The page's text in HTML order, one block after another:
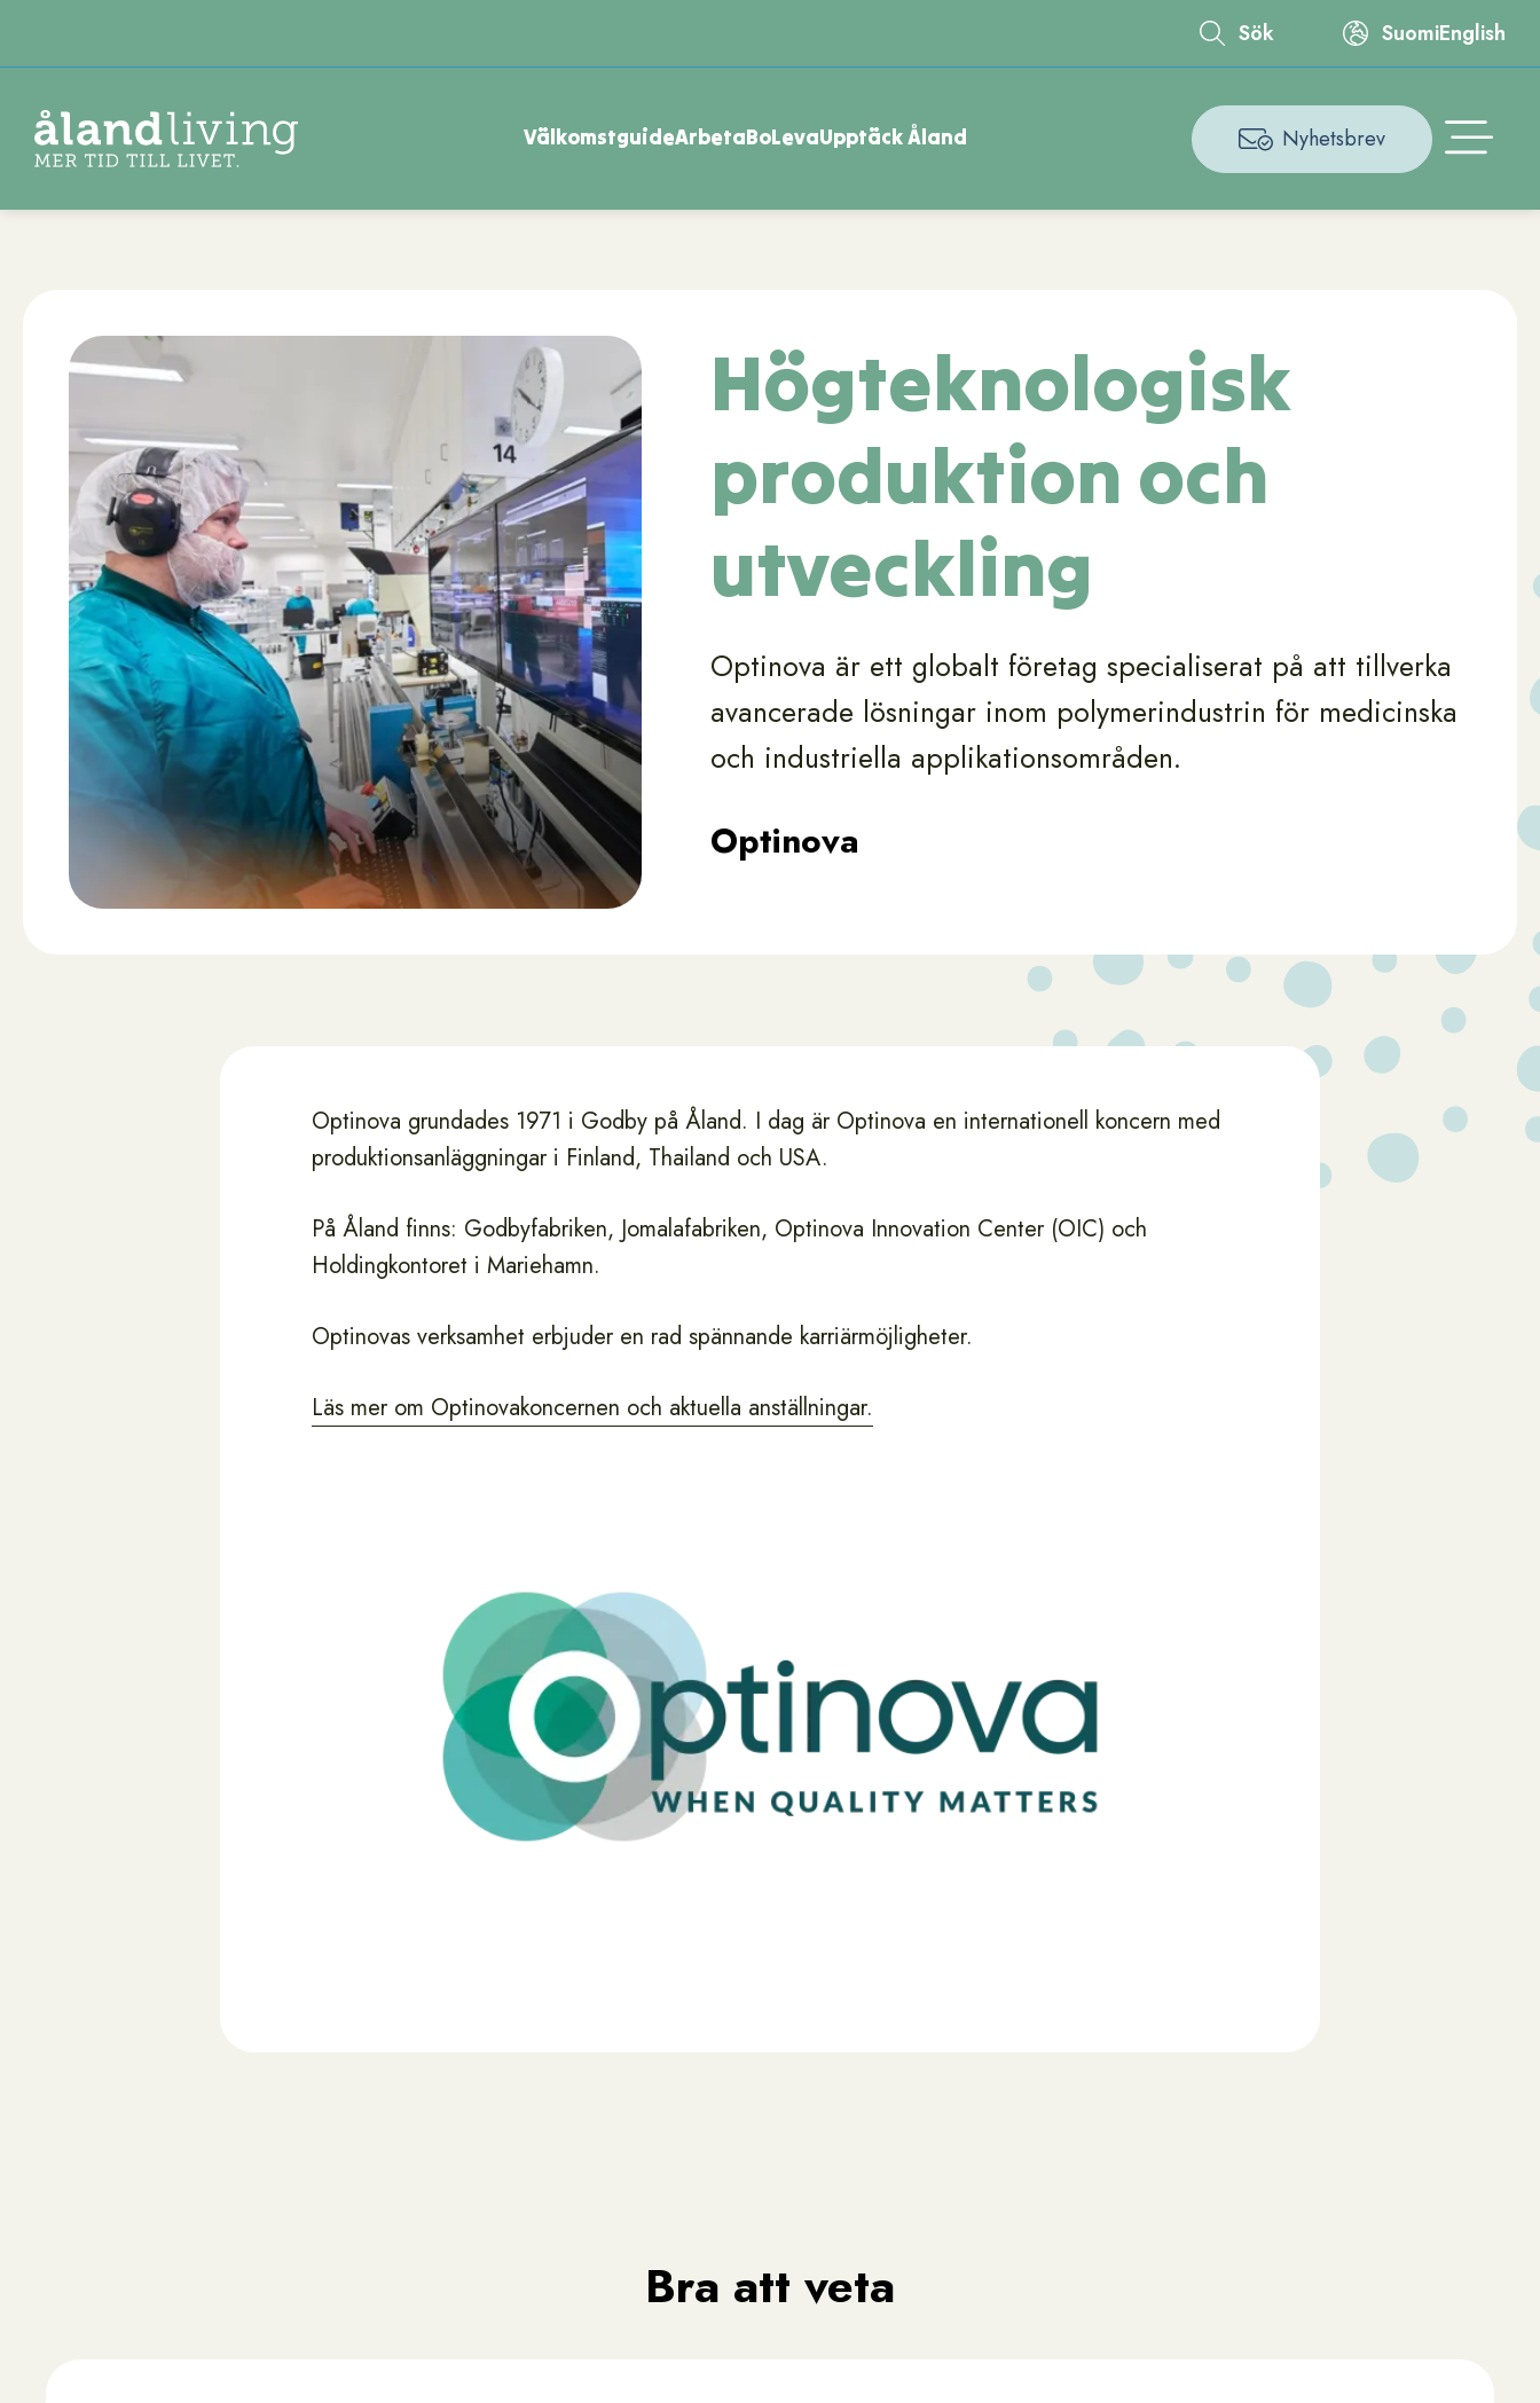
till
Leaderboard
Sök SuomiEnglish
VälkomstguideArbetaBoLevaUpptäck Åland Åtgärdsmeny
Nyhetsbrev
Högteknologisk
produktion och
utveckling
Optinova är ett globalt företag specialiserat på att tillverka
avancerade lösningar inom polymerindustrin för medicinska
och industriella applikationsområden.
Optinova
Optinova grundades 1971 i Godby på Åland. I dag är Optinova en internationell koncern med
produktionsanläggningar i Finland, Thailand och USA.
På Åland finns: Godbyfabriken, Jomalafabriken, Optinova Innovation Center (OIC) och
Holdingkontoret i Mariehamn.
Optinovas verksamhet erbjuder en rad spännande karriärmöjligheter.
Läs mer om Optinovakoncernen och aktuella anställningar.
Bra att veta